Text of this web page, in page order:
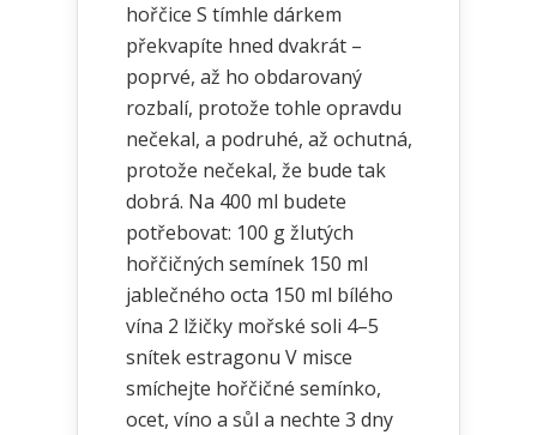
hořčice S tímhle dárkem
překvapíte hned dvakrát –
poprvé, až ho obdarovaný
rozbalí, protože tohle opravdu
nečekal, a podruhé, až ochutná,
protože nečekal, že bude tak
dobrá. Na 400 ml budete
potřebovat: 100 g žlutých
hořčičných semínek 150 ml
jablečného octa 150 ml bílého
vína 2 lžičky mořské soli 4–5
snítek estragonu V misce
smíchejte hořčičné semínko,
ocet, víno a sůl a nechte 3 dny